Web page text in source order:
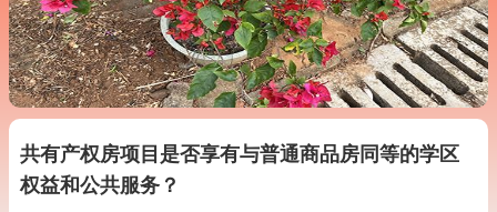
共有产权房项目是否享有与普通商品房同等的学区
权益和公共服务？